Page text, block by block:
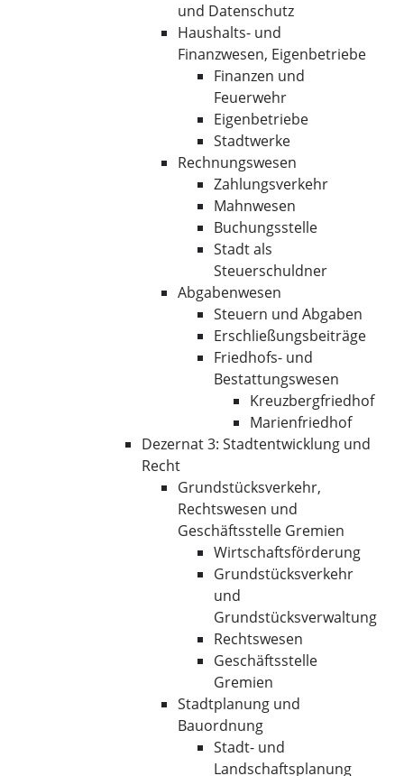
und Datenschutz
Haushalts- und
Finanzwesen, Eigenbetriebe
Finanzen und
Feuerwehr
Eigenbetriebe
Stadtwerke
Rechnungswesen
Zahlungsverkehr
Mahnwesen
Buchungsstelle
Stadt als
Steuerschuldner
Abgabenwesen
Steuern und Abgaben
Erschließungsbeiträge
Friedhofs- und
Bestattungswesen
Kreuzbergfriedhof
Marienfriedhof
Dezernat 3: Stadtentwicklung und
Recht
Grundstücksverkehr,
Rechtswesen und
Geschäftsstelle Gremien
Wirtschaftsförderung
Grundstücksverkehr
und
Grundstücksverwaltung
Rechtswesen
Geschäftsstelle
Gremien
Stadtplanung und
Bauordnung
Stadt- und
Landschaftsplanung